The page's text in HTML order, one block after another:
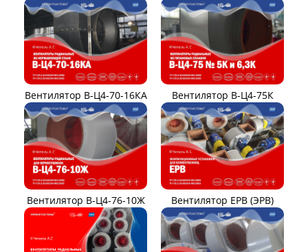
Вентилятор В-Ц4-70-16КА Вентилятор В-Ц4-75К
Вентилятор В-Ц4-76-10Ж Вентилятор ЕРВ (ЭРВ)